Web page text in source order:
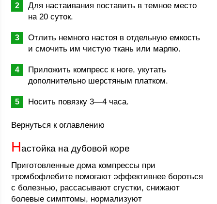
Для настаивания поставить в темное место
на 20 суток.
Отлить немного настоя в отдельную емкость
и смочить им чистую ткань или марлю.
Приложить компресс к ноге, укутать
дополнительно шерстяным платком.
Носить повязку 3—4 часа.
Вернуться к оглавлению
Настойка на дубовой коре
Приготовленные дома компрессы при
тромбофлебите помогают эффективнее бороться
с болезнью, рассасывают сгустки, снижают
болевые симптомы, нормализуют